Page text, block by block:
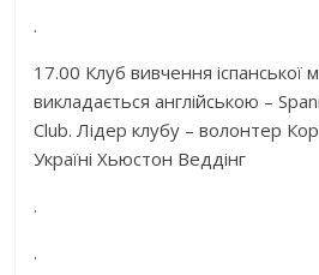
.
17.00 Клуб вивчення іспанської
викладається англійською –
Club. Лідер клубу – волонтер
Україні Хьюстон Веддінг
.
.